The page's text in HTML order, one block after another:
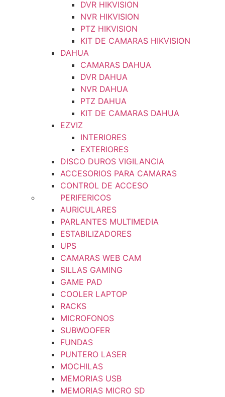
DVR HIKVISION
NVR HIKVISION
PTZ HIKVISION
KIT DE CAMARAS HIKVISION
DAHUA
CAMARAS DAHUA
DVR DAHUA
NVR DAHUA
PTZ DAHUA
KIT DE CAMARAS DAHUA
EZVIZ
INTERIORES
EXTERIORES
DISCO DUROS VIGILANCIA
ACCESORIOS PARA CAMARAS
CONTROL DE ACCESO
PERIFERICOS
AURICULARES
PARLANTES MULTIMEDIA
ESTABILIZADORES
UPS
CAMARAS WEB CAM
SILLAS GAMING
GAME PAD
COOLER LAPTOP
RACKS
MICROFONOS
SUBWOOFER
FUNDAS
PUNTERO LASER
MOCHILAS
MEMORIAS USB
MEMORIAS MICRO SD